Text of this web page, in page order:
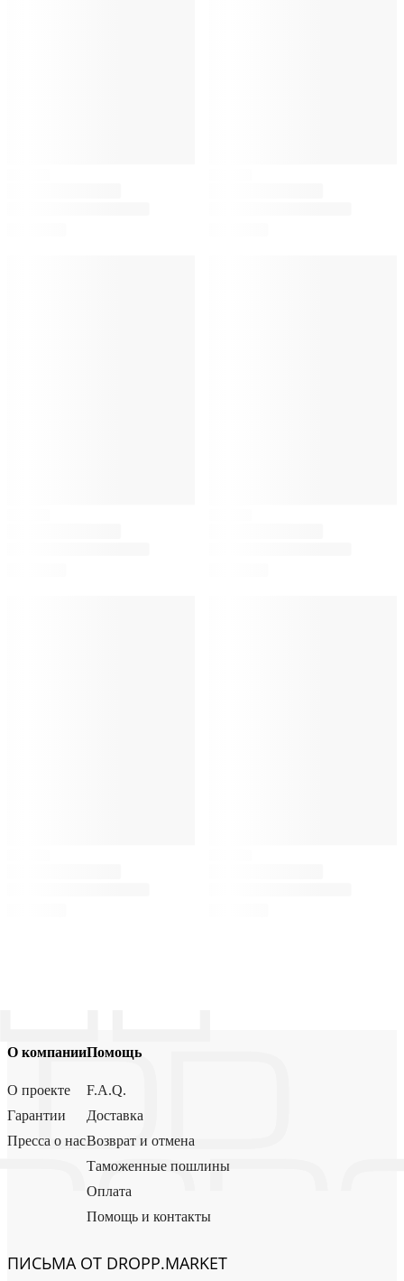
О компании
О проекте
Гарантии
Пресса о нас
Помощь
F.A.Q.
Доставка
Возврат и отмена
Таможенные пошлины
Оплата
Помощь и контакты
ПИСЬМА ОТ DROPP.MARKET